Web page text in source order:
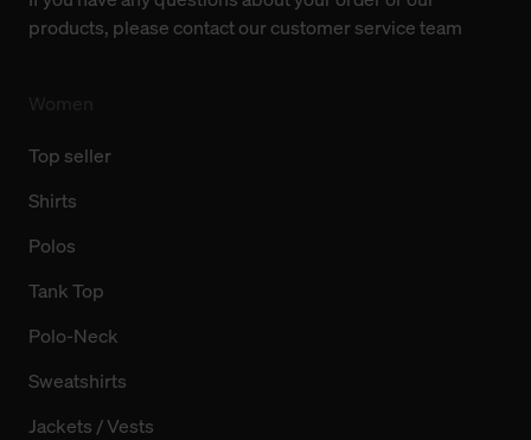
products, please contact our customer service team
Top seller
Shirts
Polos
Tank Top
Polo-Neck
Sweatshirts
Jackets / Vests